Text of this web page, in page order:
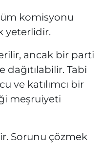
komisyonu
yeterlidir.
ancak bir parti
Tabi
ve katılımcı bir
meşruiyeti
Sorunu çözmek